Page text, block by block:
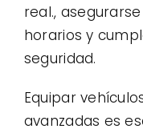
real.,
horarios y
seguridad.
Equipar
avanzadas es